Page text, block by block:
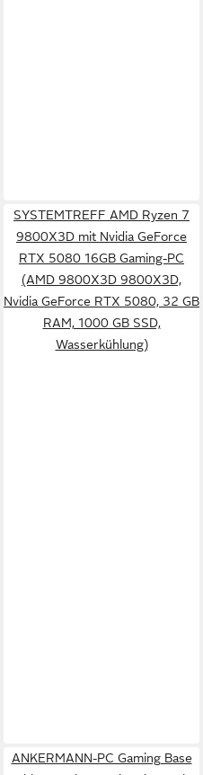
SYSTEMTREFF AMD Ryzen 7
9800X3D mit Nvidia GeForce
RTX 5080 16GB Gaming-PC
(AMD 9800X3D 9800X3D,
Nvidia GeForce RTX 5080, 32 GB
RAM, 1000 GB SSD,
Wasserkühlung)
ANKERMANN-PC Gaming Base